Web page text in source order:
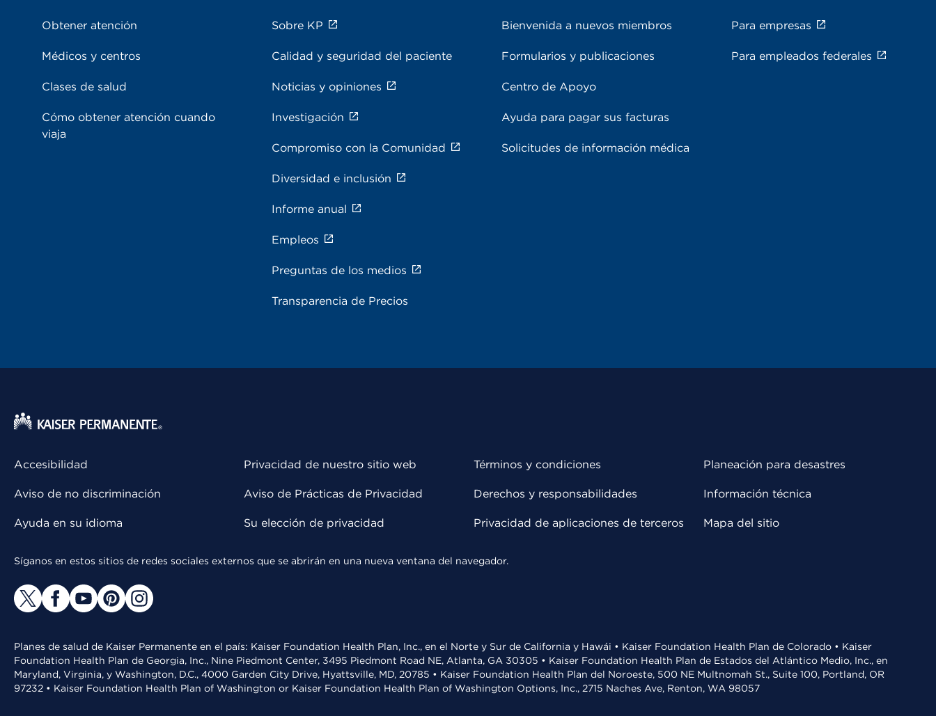
Obtener atención
Médicos y centros
Clases de salud
Cómo obtener atención cuando
viaja
Sobre KP
Calidad y seguridad del paciente
Noticias y opiniones
Investigación
Compromiso con la Comunidad
Diversidad e inclusión
Informe anual
Empleos
Preguntas de los medios
Transparencia de Precios
Bienvenida a nuevos miembros
Formularios y publicaciones
Centro de Apoyo
Ayuda para pagar sus facturas
Solicitudes de información médica
Para empresas
Para empleados federales
Accesibilidad
Aviso de no discriminación
Ayuda en su idioma
Privacidad de nuestro sitio web
Aviso de Prácticas de Privacidad
Su elección de privacidad
Términos y condiciones
Derechos y responsabilidades
Privacidad de aplicaciones de terceros
Planeación para desastres
Información técnica
Mapa del sitio
Síganos en estos sitios de redes sociales externos que se abrirán en una nueva ventana del navegador.
Planes de salud de Kaiser Permanente en el país: Kaiser Foundation Health Plan, Inc., en el Norte y Sur de California y Hawái • Kaiser Foundation Health Plan de Colorado • Kaiser
Foundation Health Plan de Georgia, Inc., Nine Piedmont Center, 3495 Piedmont Road NE, Atlanta, GA 30305 • Kaiser Foundation Health Plan de Estados del Atlántico Medio, Inc., en
Maryland, Virginia, y Washington, D.C., 4000 Garden City Drive, Hyattsville, MD, 20785 • Kaiser Foundation Health Plan del Noroeste, 500 NE Multnomah St., Suite 100, Portland, OR
97232 • Kaiser Foundation Health Plan of Washington or Kaiser Foundation Health Plan of Washington Options, Inc., 2715 Naches Ave, Renton, WA 98057